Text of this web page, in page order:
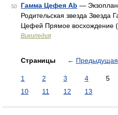
50 Гамма Цефея Ab —
Родительская звезда
Цефей Прямое восхождение
Википедия
Страницы ← Предыдущая
1 2 3 4 5
10
11 12 13